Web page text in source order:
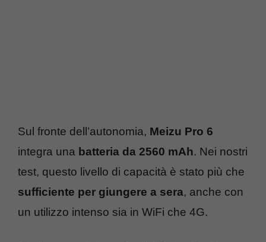
Sul fronte dell’autonomia, Meizu Pro 6
integra una batteria da 2560 mAh. Nei nostri
test, questo livello di capacità è stato più che
sufficiente per giungere a sera, anche con
un utilizzo intenso sia in WiFi che 4G.